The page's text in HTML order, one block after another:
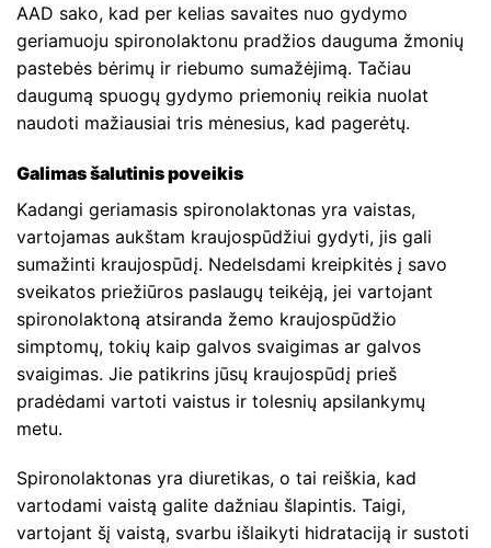
AAD sako, kad per kelias savaites nuo gydymo
geriamuoju spironolaktonu pradžios dauguma žmonių
pastebės bėrimų ir riebumo sumažėjimą. Tačiau
daugumą spuogų gydymo priemonių reikia nuolat
naudoti mažiausiai tris mėnesius, kad pagerėtų.
Galimas šalutinis poveikis
Kadangi geriamasis spironolaktonas yra vaistas,
vartojamas aukštam kraujospūdžiui gydyti, jis gali
sumažinti kraujospūdį. Nedelsdami kreipkitės į savo
sveikatos priežiūros paslaugų teikėją, jei vartojant
spironolaktoną atsiranda žemo kraujospūdžio
simptomų, tokių kaip galvos svaigimas ar galvos
svaigimas. Jie patikrins jūsų kraujospūdį prieš
pradėdami vartoti vaistus ir tolesnių apsilankymų
metu.
Spironolaktonas yra diuretikas, o tai reiškia, kad
vartodami vaistą galite dažniau šlapintis. Taigi,
vartojant šį vaistą, svarbu išlaikyti hidrataciją ir sustoti